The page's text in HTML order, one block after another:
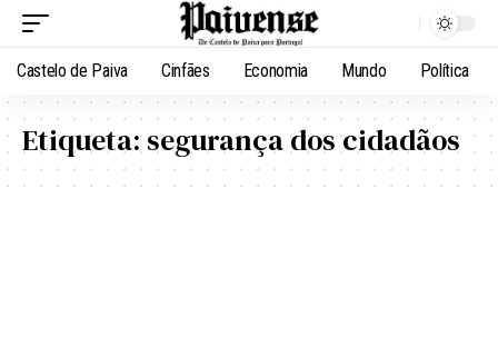
Castelo de Paiva Cinfães Economia Mundo Política
Etiqueta:segurança dos cidadãos